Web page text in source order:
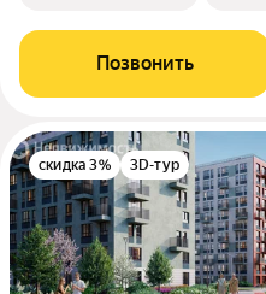
Позвонить
скидка 3% 3D-тур